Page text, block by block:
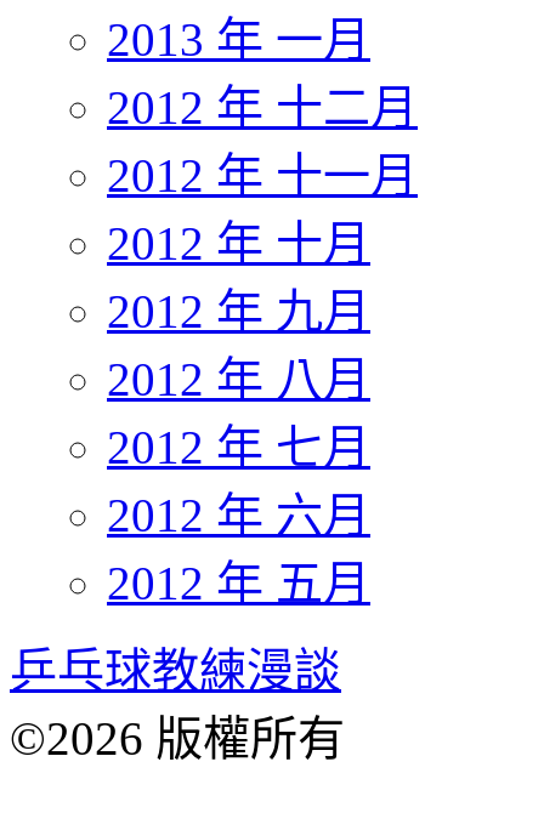
2013 年 一月
2012 年 十二月
2012 年 十一月
2012 年 十月
2012 年 九月
2012 年 八月
2012 年 七月
2012 年 六月
2012 年 五月
乒乓球教練漫談
©2026 版權所有